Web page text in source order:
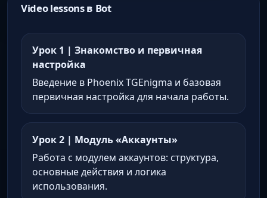
Video lessons в Bot
Урок 1 | Знакомство и первичная
настройка
Введение в Phoenix TGEnigma и базовая
первичная настройка для начала работы.
Урок 2 | Модуль «Аккаунты»
Работа с модулем аккаунтов: структура,
основные действия и логика
использования.